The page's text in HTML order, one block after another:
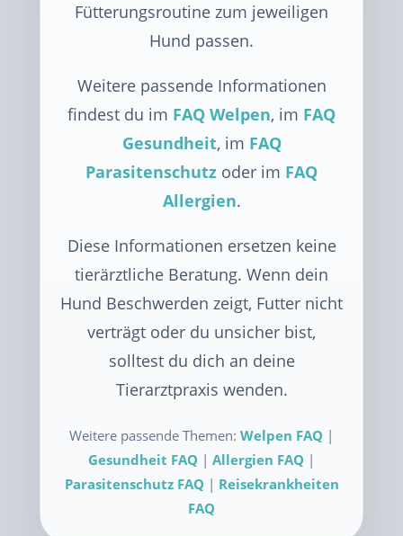
Fütterungsroutine zum jeweiligen
Hund passen.
Weitere passende Informationen
findest du im FAQ Welpen, im FAQ
Gesundheit, im FAQ
Parasitenschutz oder im FAQ
Allergien.
Diese Informationen ersetzen keine
tierärztliche Beratung. Wenn dein
Hund Beschwerden zeigt, Futter nicht
verträgt oder du unsicher bist,
solltest du dich an deine
Tierarztpraxis wenden.
Weitere passende Themen: Welpen FAQ |
Gesundheit FAQ | Allergien FAQ |
Parasitenschutz FAQ | Reisekrankheiten
FAQ